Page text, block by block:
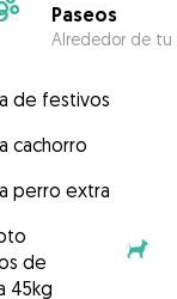
Paseos
Alrededor de tu
de festivos
cachorro
perro extra
de
45kg